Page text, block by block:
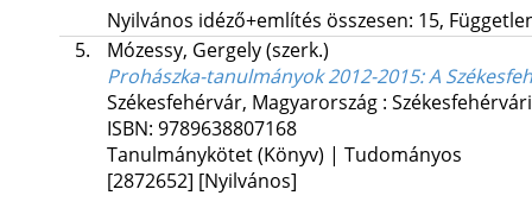
Nyilvános idéző+említés összesen: 15,
5.
Mózessy, Gergely(szerk.)
Prohászka-tanulmányok 2012-2015: A
Székesfehérvár, Magyarország :
ISBN: 9789638807168
Tanulmánykötet (Könyv) | Tudományos
[2872652] [Nyilvános]